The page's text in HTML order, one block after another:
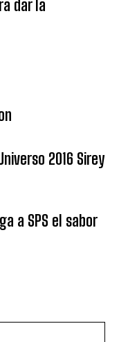
dar la
2016 Sirey
a SPS el sabor